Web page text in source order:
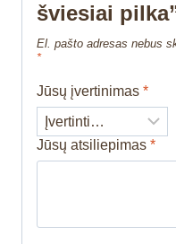
šviesiai
El. pašto adresas nebus
*
Jūsų įvertinimas *
Jūsų atsiliepimas *